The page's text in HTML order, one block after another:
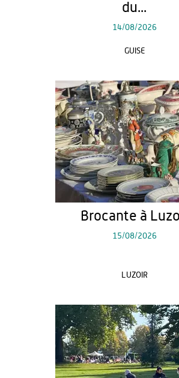
du...
14/08/2026
GUISE
Brocante à
15/08/2026
LUZOIR